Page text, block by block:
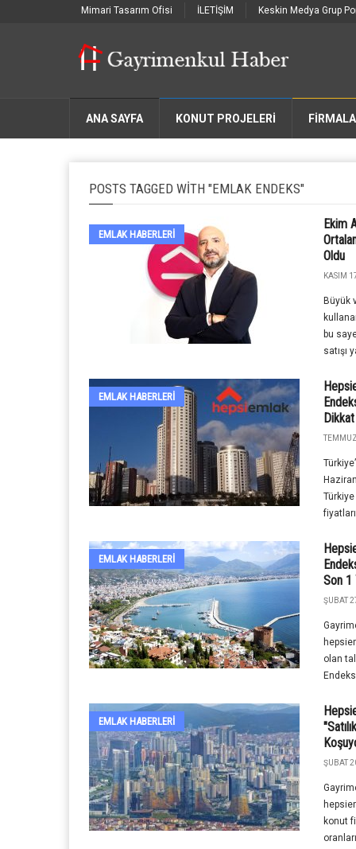
Mimari Tasarım Ofisi İLETİŞİM Keskin Medya Grup
ANA SAYFA KONUT PROJELERİ
POSTS TAGGED WITH "EMLAK ENDEKS"
EMLAK HABERLERI
Ekim
Oldu
KASIM
Büyük
bu
satışı
EMLAK HABERLERI
EMLAK HABERLERI
Son 1
ŞUBAT
olan
EMLAK HABERLERI
ŞUBAT
konut